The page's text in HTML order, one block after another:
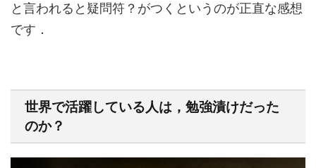
と言われると疑問符？がつくというのが正直な感想
です．
世界で活躍している人は，勉強漬けだった
のか？